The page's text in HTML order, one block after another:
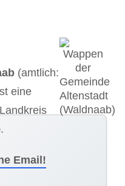
(amtlich:
eine
Email!